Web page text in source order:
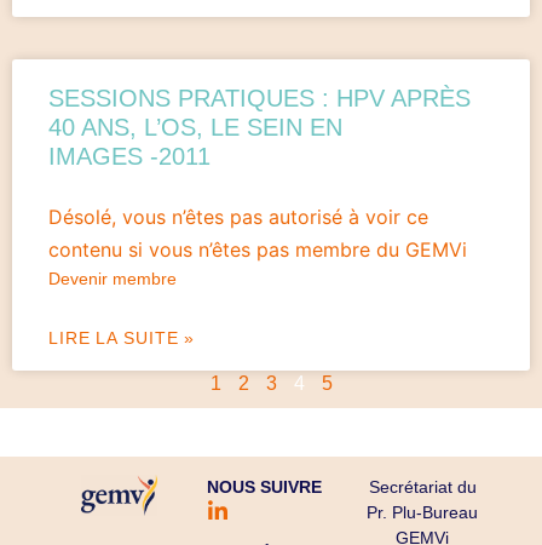
SESSIONS PRATIQUES : HPV APRÈS
40 ANS, L’OS, LE SEIN EN
IMAGES -2011
Désolé, vous n’êtes pas autorisé à voir ce
contenu si vous n’êtes pas membre du GEMVi
Devenir membre
LIRE LA SUITE »
1 2 3 4 5
NOUS SUIVRE
Secrétariat du
Pr. Plu-Bureau
GEMVi